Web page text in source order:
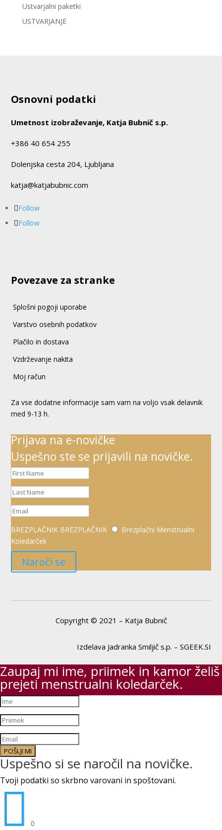
Ustvarjalni paketki
USTVARJANJE
Osnovni podatki
Umetnost izobraževanje, Katja Bubnič s.p.
+386 40 654 255
Dolenjska cesta 204, Ljubljana
katja@katjabubnic.com
Follow
Follow
Povezave za stranke
Splošni pogoji uporabe
Varstvo osebnih podatkov
Plačilo in dostava
Vzdrževanje nakita
Moj račun
Za vse dodatne informacije sam vam na voljo vsak delavnik
med 9-13 h.
Prijava na e-novičke
Uspešno ste se prijavili na novičke.
BREZPLAČNIK BREZPLAČNIK
Brezplačni Menstrualni
Koledarček
Naroči se
Copyright © 2021 – Katja Bubnič
Izdelava Jadranka Smiljič s.p. – SGEEK.SI
Zaupaj mi ime, priimek in kamor želiš
prejeti menstrualni koledarček.
POŠLJI MI
Uspešno si se naročil na novičke.
Tvoji podatki so skrbno varovani in spoštovani.
 0